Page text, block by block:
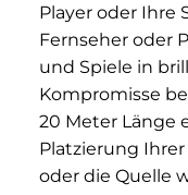
Player oder Ihre
Fernseher oder
und Spiele in
Kompromisse
20 Meter Länge
Platzierung
oder die Quelle